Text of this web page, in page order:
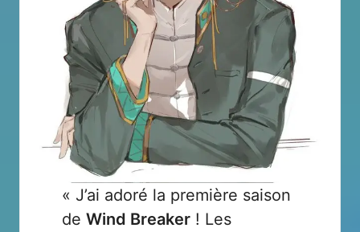
« J’ai adoré la première saison
de Wind Breaker ! Les